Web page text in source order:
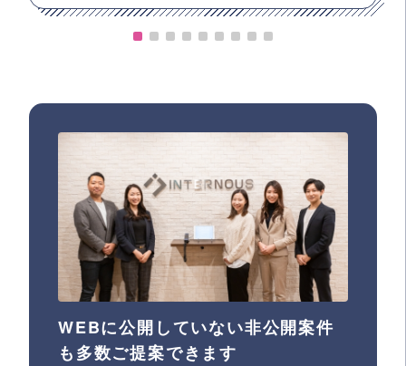
WEBに公開していない非公開案件
も多数ご提案できます